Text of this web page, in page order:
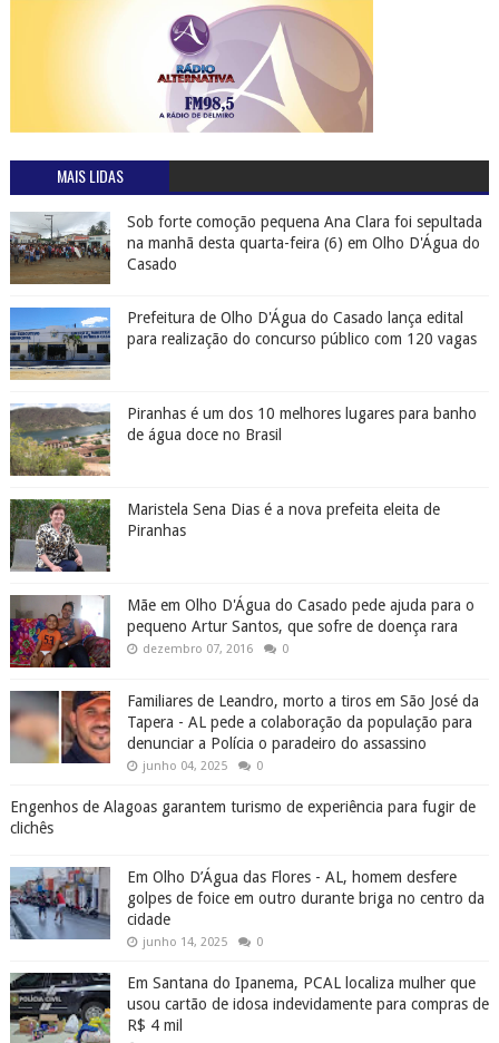
MAIS LIDAS
Sob forte comoção pequena Ana Clara foi sepultada
na manhã desta quarta-feira (6) em Olho D'Água do
Casado
Prefeitura de Olho D'Água do Casado lança edital
para realização do concurso público com 120 vagas
Piranhas é um dos 10 melhores lugares para banho
de água doce no Brasil
Maristela Sena Dias é a nova prefeita eleita de
Piranhas
Mãe em Olho D'Água do Casado pede ajuda para o
pequeno Artur Santos, que sofre de doença rara
dezembro 07, 2016 0
Familiares de Leandro, morto a tiros em São José da
Tapera - AL pede a colaboração da população para
denunciar a Polícia o paradeiro do assassino
junho 04, 2025 0
Engenhos de Alagoas garantem turismo de experiência para fugir de
clichês
Em Olho D’Água das Flores - AL, homem desfere
golpes de foice em outro durante briga no centro da
cidade
junho 14, 2025 0
Em Santana do Ipanema, PCAL localiza mulher que
usou cartão de idosa indevidamente para compras de
R$ 4 mil